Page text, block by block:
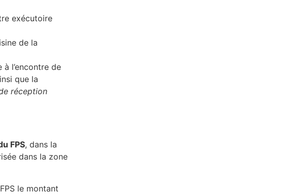
exécutoire
de la
l’encontre de
que la
réception
FPS, dans la
dans la zone
le montant